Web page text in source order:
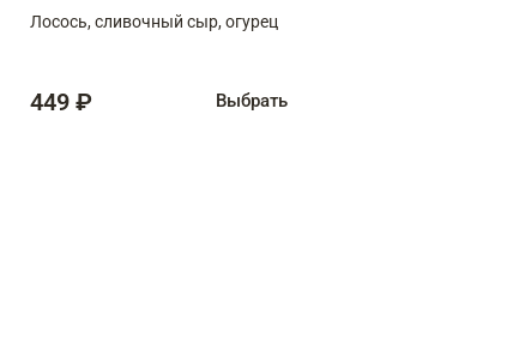
Лосось, сливочный сыр, огурец
449 ₽ Выбрать